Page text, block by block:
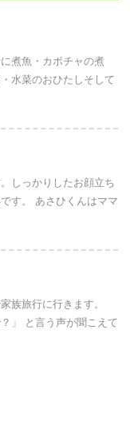
煮魚・カボチャの煮
水菜のおひたしそして
しっかりしたお顔立ち
す。 あさひくんはママ
族旅行に行きます。
」 と言う声が聞こえて